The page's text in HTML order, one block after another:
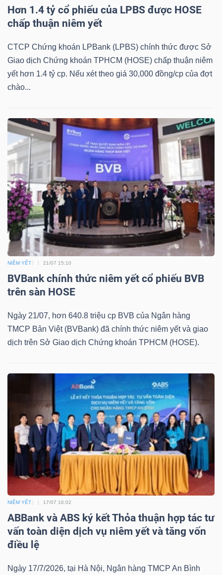
Hơn 1.4 tỷ cổ phiếu của LPBS được HOSE
chấp thuận niêm yết
CTCP Chứng khoán LPBank (LPBS) chính thức được Sở
Giao dịch Chứng khoán TPHCM (HOSE) chấp thuận niêm
yết hơn 1.4 tỷ cp. Nếu xét theo giá 30,000 đồng/cp của đợt
chào...
NIÊM YẾT 21/07 15:10
BVBank chính thức niêm yết cổ phiếu BVB
trên sàn HOSE
Ngày 21/07, hơn 640.8 triệu cp BVB của Ngân hàng
TMCP Bản Việt (BVBank) đã chính thức niêm yết và giao
dịch trên Sở Giao dịch Chứng khoán TPHCM (HOSE).
NIÊM YẾT 17/07 16:02
ABBank và ABS ký kết Thỏa thuận hợp tác tư
vấn toàn diện dịch vụ niêm yết và tăng vốn
điều lệ
Ngày 17/7/2026, tại Hà Nội, Ngân hàng TMCP An Bình
Lãnh
đạo
Tất cả Người nội bộ Người liên quan Cổ đông lớn
Tin
(-)
Bài
viết
của
tác
giả
(-)
Báo
cáo
phân
tích
Thuật
vụ
(-)
Đào
tạo
Sách
chính